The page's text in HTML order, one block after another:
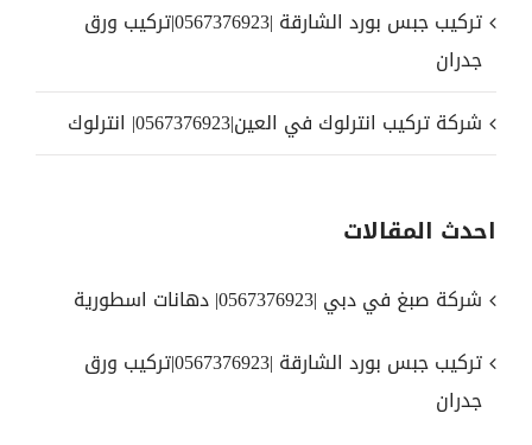
تركيب جبس بورد الشارقة |0567376923|تركيب ورق
جدران
شركة تركيب انترلوك في العين|0567376923| انترلوك
احدث المقالات
شركة صبغ في دبي |0567376923| دهانات اسطورية
تركيب جبس بورد الشارقة |0567376923|تركيب ورق
جدران